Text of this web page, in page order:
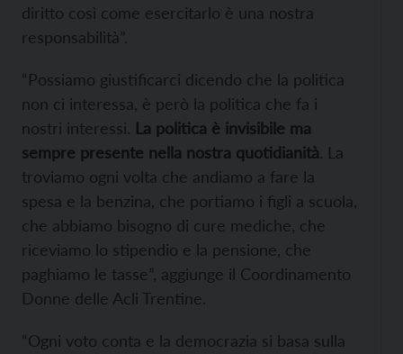
diritto così come esercitarlo è una nostra
responsabilità”.
“Possiamo giustificarci dicendo che la politica
non ci interessa, è però la politica che fa i
nostri interessi. La politica è invisibile ma
sempre presente nella nostra quotidianità. La
troviamo ogni volta che andiamo a fare la
spesa e la benzina, che portiamo i figli a scuola,
che abbiamo bisogno di cure mediche, che
riceviamo lo stipendio e la pensione, che
paghiamo le tasse”, aggiunge il Coordinamento
Donne delle Acli Trentine.
“Ogni voto conta e la democrazia si basa sulla